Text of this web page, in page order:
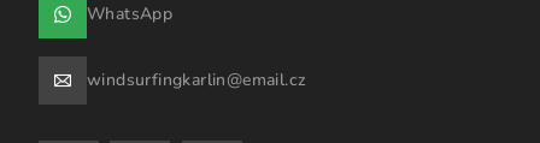
WhatsApp
windsurfingkarlin@email.cz